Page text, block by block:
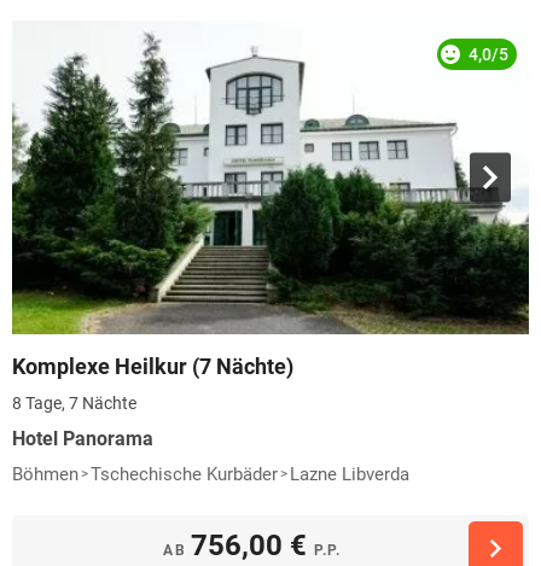
4,0/5
Komplexe Heilkur (7 Nächte)
8 Tage, 7 Nächte
Hotel Panorama
Böhmen Tschechische Kurbäder Lazne Libverda
AB 756,00 € P.P.